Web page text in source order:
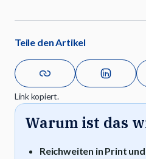
Teile den Artikel
Link kopiert.
Warum ist das
Reichweiten in Print